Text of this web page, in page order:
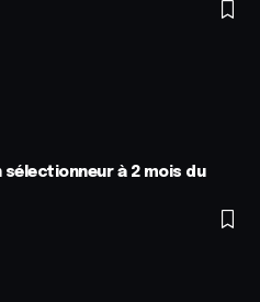
sélectionneur à 2 mois du